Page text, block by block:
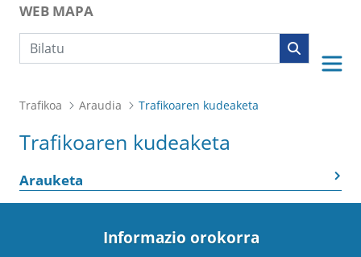
WEB MAPA
Bilaketa
Trafikoa Araudia Trafikoaren kudeaketa
Trafikoaren kudeaketa
Arauketa
Informazio orokorra